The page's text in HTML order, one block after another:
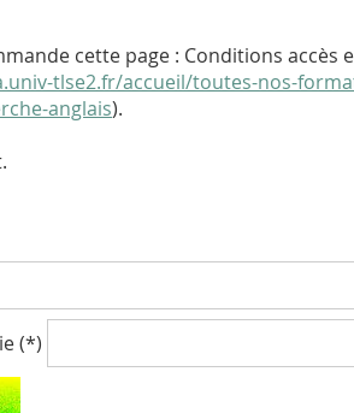
cette page : Conditions accès
tlse2.fr/accueil/toutes-nos-
anglais).
(*)